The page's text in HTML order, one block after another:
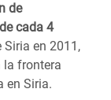
de
cada 4
Siria en 2011,
la frontera
en Siria.